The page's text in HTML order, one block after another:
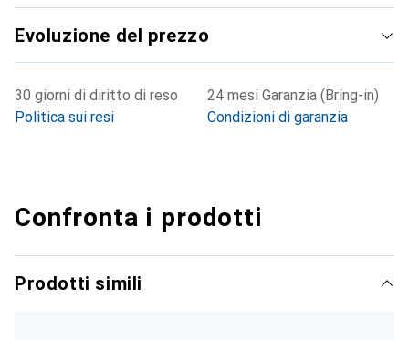
Evoluzione del prezzo
30 giorni di diritto di reso
Politica sui resi
24 mesi Garanzia (Bring-in)
Condizioni di garanzia
Confronta i prodotti
Prodotti simili